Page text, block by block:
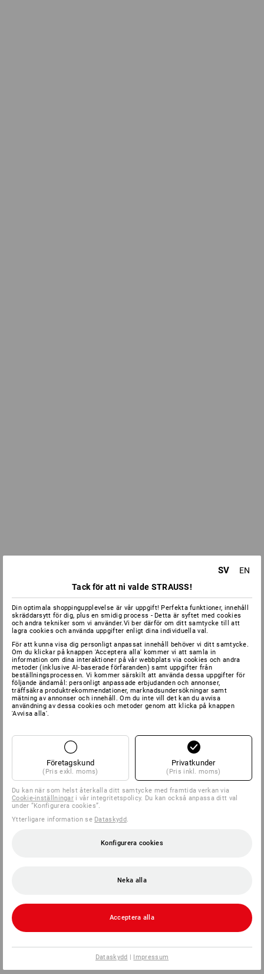
SV
EN
Tack för att ni valde STRAUSS!
Din optimala shoppingupplevelse är vår uppgift! Perfekta funktioner, innehåll
skräddarsytt för dig, plus en smidig process - Detta är syftet med cookies
och andra tekniker som vi använder.Vi ber därför om ditt samtycke till att
lagra cookies och använda uppgifter enligt dina individuella val.
För att kunna visa dig personligt anpassat innehåll behöver vi ditt samtycke.
Om du klickar på knappen 'Acceptera alla' kommer vi att samla in
information om dina interaktioner på vår webbplats via cookies och andra
metoder (inklusive AI‑baserade förfaranden) samt uppgifter från
beställningsprocessen. Vi kommer särskilt att använda dessa uppgifter för
följande ändamål: personligt anpassade erbjudanden och annonser,
träffsäkra produktrekommendationer, marknadsundersökningar samt
mätning av annonser och innehåll. Om du inte vill det kan du avvisa
användning av dessa cookies och metoder genom att klicka på knappen
'Avvisa alla'.
Företagskund
(Pris exkl. moms)
Privatkunder
(Pris inkl. moms)
Du kan när som helst återkalla ditt samtycke med framtida verkan via
Cookie-inställningar i vår integritetspolicy. Du kan också anpassa ditt val
under ”Konfigurera cookies”.
Ytterligare information se Dataskydd.
Konfigurera cookies
Neka alla
Acceptera alla
Dataskydd | Impressum